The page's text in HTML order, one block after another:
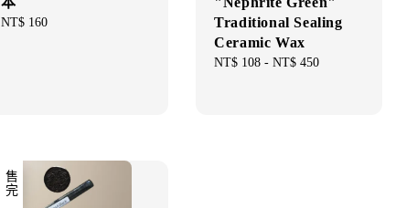
Regular
NT$ 160
Traditional Sealing
Ceramic Wax
Regular
NT$ 108 -NT$ 450
售完